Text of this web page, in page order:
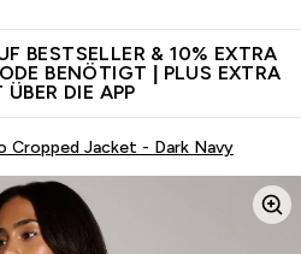
BESTSELLER & 10% EXTRA
BENÖTIGT | PLUS EXTRA
ÜBER DIE APP
Cropped Jacket - Dark Navy